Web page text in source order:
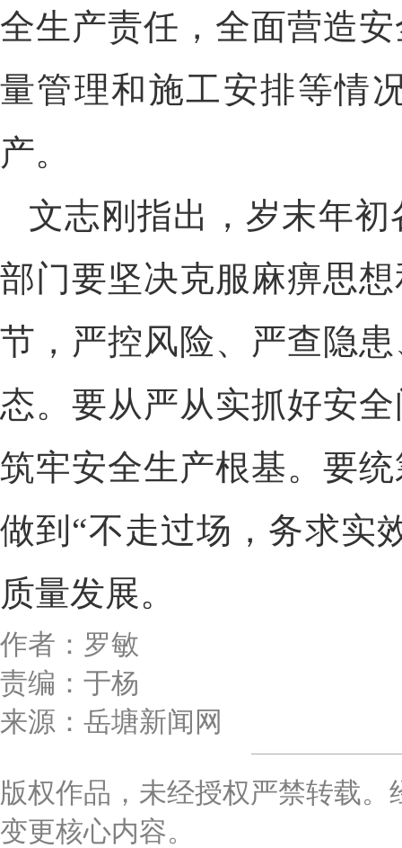
全生产责任，全面营造
量管理和施工安排等情
产。
文志刚指出，岁末年
部门要坚决克服麻痹思
节，严控风险、严查隐
态。要从严从实抓好安
筑牢安全生产根基。要
做到“不走过场，务求实
质量发展。
作者：罗敏
责编：于杨
来源：岳塘新闻网
版权作品，未经授权严禁转载
变更核心内容。